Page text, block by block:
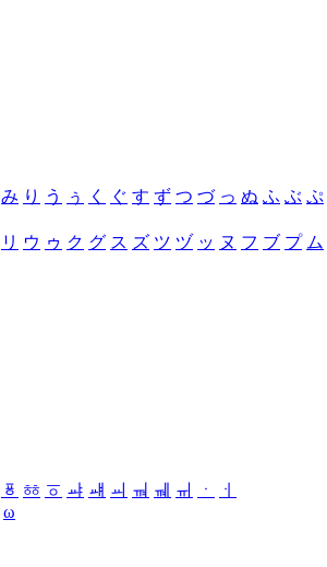
み り う ぅ く ぐ す ず つ づ っ ぬ ふ ぶ ぷ
リ ウ ゥ ク グ ス ズ ツ ヅ ッ ヌ フ ブ プ ム
ㆄ ㆅ ㆆ ㆇ ㆈ ㆉ ㆊ ㆋ ㆌ ㆍ
ㆎ
ω